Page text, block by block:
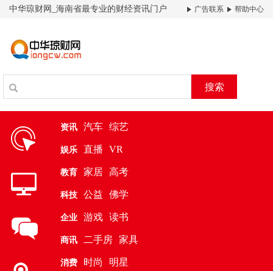
中华琼财网_海南省最专业的财经资讯门户 广告联系 帮助中心
搜索
资讯 汽车 综艺
娱乐 直播 VR
教育 家居 高考
科技 公益 佛学
企业 游戏 读书
商讯 二手房 家具
消费 时尚 明星